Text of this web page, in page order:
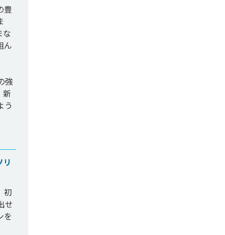
豊
な
ん
強
新
う
初
せ
を